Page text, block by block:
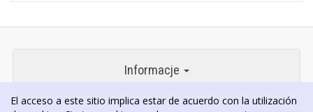
Informacje
El acceso a este sitio implica estar de acuerdo con la utilización